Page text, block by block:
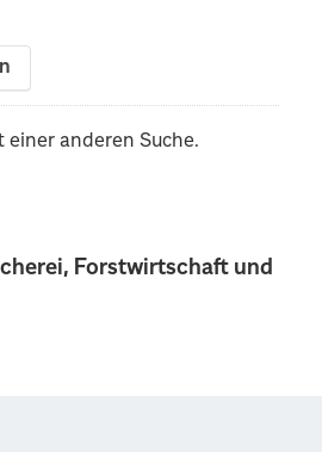
Forstwirtschaft und
einer anderen Suche.